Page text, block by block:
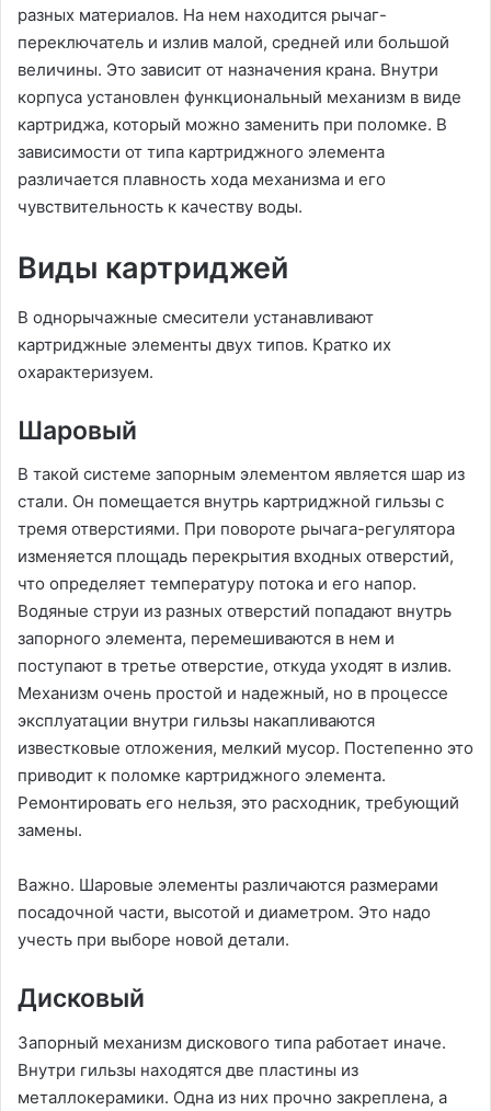
разных материалов. На нем находится рычаг-
переключатель и излив малой, средней или большой
величины. Это зависит от назначения крана. Внутри
корпуса установлен функциональный механизм в виде
картриджа, который можно заменить при поломке. В
зависимости от типа картриджного элемента
различается плавность хода механизма и его
чувствительность к качеству воды.
Виды картриджей
В однорычажные смесители устанавливают
картриджные элементы двух типов. Кратко их
охарактеризуем.
Шаровый
В такой системе запорным элементом является шар из
стали. Он помещается внутрь картриджной гильзы с
тремя отверстиями. При повороте рычага-регулятора
изменяется площадь перекрытия входных отверстий,
что определяет температуру потока и его напор.
Водяные струи из разных отверстий попадают внутрь
запорного элемента, перемешиваются в нем и
поступают в третье отверстие, откуда уходят в излив.
Механизм очень простой и надежный, но в процессе
эксплуатации внутри гильзы накапливаются
известковые отложения, мелкий мусор. Постепенно это
приводит к поломке картриджного элемента.
Ремонтировать его нельзя, это расходник, требующий
замены.
Важно. Шаровые элементы различаются размерами
посадочной части, высотой и диаметром. Это надо
учесть при выборе новой детали.
Дисковый
Запорный механизм дискового типа работает иначе.
Внутри гильзы находятся две пластины из
металлокерамики. Одна из них прочно закреплена, а